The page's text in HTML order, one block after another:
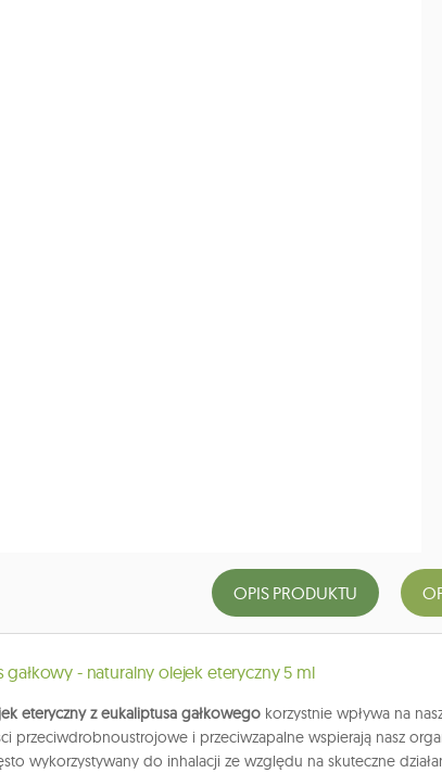
OPIS PRODUKTU
gałkowy - naturalny olejek eteryczny 5 ml
eteryczny z eukaliptusa gałkowego korzystnie wpływa na
przeciwdrobnoustrojowe i przeciwzapalne wspierają nasz
wykorzystywany do inhalacji ze względu na skuteczne